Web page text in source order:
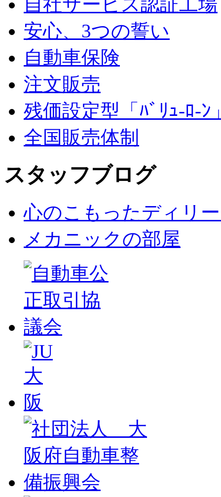
自社サービス認証工場
安心、3つの誓い
自動車保険
注文販売
残価設定型「ﾊﾞﾘｭ-ﾛ-ﾝ
全国販売体制
スタッフブログ
心のこもったディリ
メカニックの部屋